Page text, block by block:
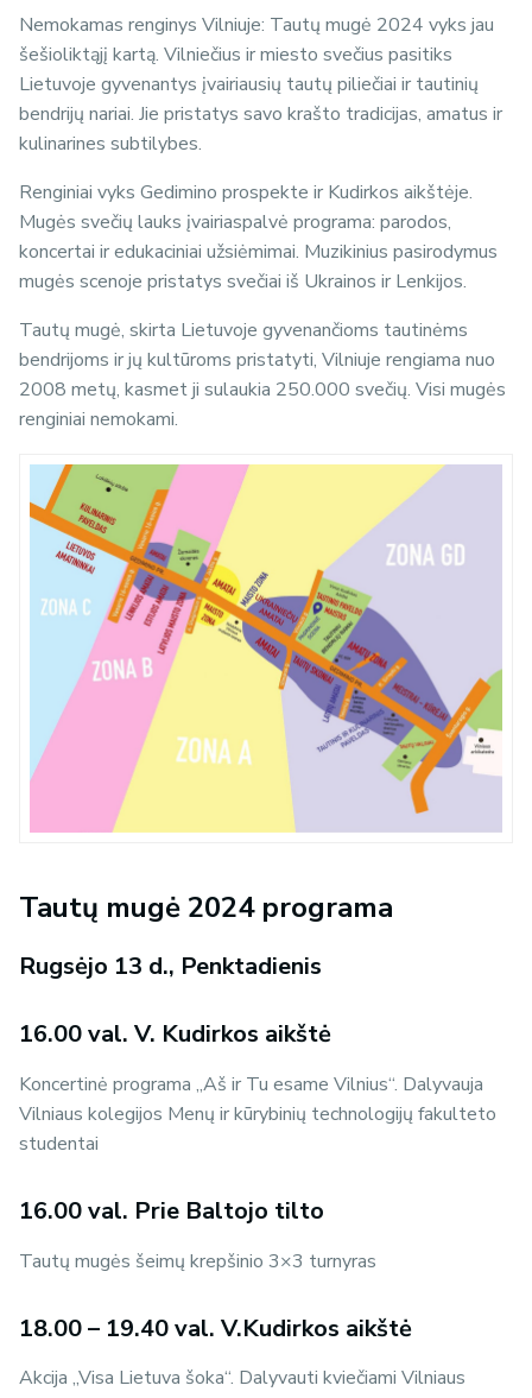
Nemokamas renginys Vilniuje: Tautų mugė 2024 vyks jau
šešioliktąjį kartą. Vilniečius ir miesto svečius pasitiks
Lietuvoje gyvenantys įvairiausių tautų piliečiai ir tautinių
bendrijų nariai. Jie pristatys savo krašto tradicijas, amatus ir
kulinarines subtilybes.
Renginiai vyks Gedimino prospekte ir Kudirkos aikštėje.
Mugės svečių lauks įvairiaspalvė programa: parodos,
koncertai ir edukaciniai užsiėmimai. Muzikinius pasirodymus
mugės scenoje pristatys svečiai iš Ukrainos ir Lenkijos.
Tautų mugė, skirta Lietuvoje gyvenančioms tautinėms
bendrijoms ir jų kultūroms pristatyti, Vilniuje rengiama nuo
2008 metų, kasmet ji sulaukia 250.000 svečių. Visi mugės
renginiai nemokami.
Tautų mugė 2024 programa
Rugsėjo 13 d., Penktadienis
16.00 val. V. Kudirkos aikštė
Koncertinė programa ,,Aš ir Tu esame Vilnius‘‘. Dalyvauja
Vilniaus kolegijos Menų ir kūrybinių technologijų fakulteto
studentai
16.00 val. Prie Baltojo tilto
Tautų mugės šeimų krepšinio 3×3 turnyras
18.00 – 19.40 val. V.Kudirkos aikštė
Akcija ,,Visa Lietuva šoka‘‘. Dalyvauti kviečiami Vilniaus